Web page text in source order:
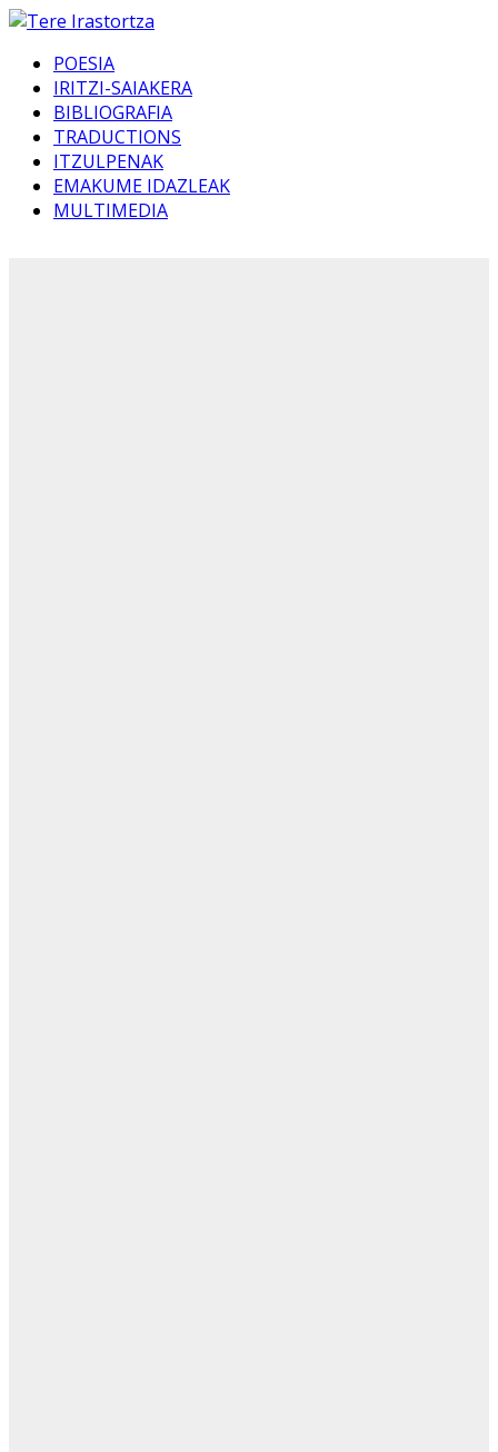
POESIA
IRITZI-SAIAKERA
BIBLIOGRAFIA
TRADUCTIONS
ITZULPENAK
EMAKUME IDAZLEAK
MULTIMEDIA